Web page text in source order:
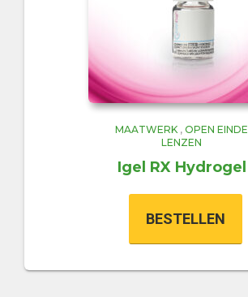
MAATWERK, OPEN EINDE
LENZEN
Igel RX Hydrogel
BESTELLEN